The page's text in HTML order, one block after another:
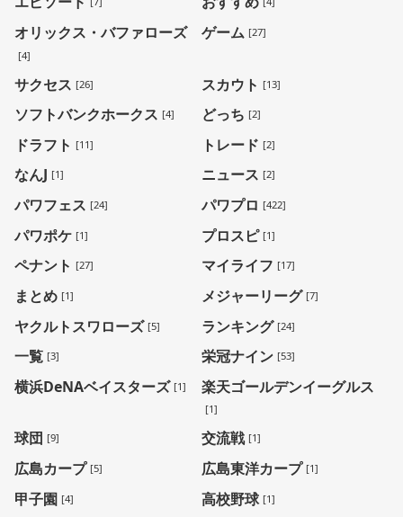
オリックス・バファローズ
[4]
ゲーム [27]
サクセス [26] スカウト [13]
ソフトバンクホークス [4] どっち [2]
ドラフト [11] トレード [2]
なんJ [1] ニュース [2]
パワフェス [24] パワプロ [422]
パワポケ [1] プロスピ [1]
ペナント [27] マイライフ [17]
まとめ [1] メジャーリーグ [7]
ヤクルトスワローズ [5] ランキング [24]
一覧 [3] 栄冠ナイン [53]
横浜DeNAベイスターズ [1] 楽天ゴールデンイーグルス
[1]
球団 [9] 交流戦 [1]
広島カープ [5] 広島東洋カープ [1]
甲子園 [4] 高校野球 [1]